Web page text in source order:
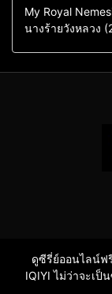
ซีรี่ย์เกาหลีพากย์ไทย
Comedy
Drama
Sci-Fi & Fantasy
My Royal
นางร้ายวังหลวง
ดูซีรี่ย์ออนไลน์ฟ
IQIYI ไม่ว่าจะเป็